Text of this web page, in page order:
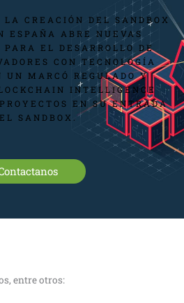
LA CREACIÓN DEL SANDBOX
ESPAÑA ABRE NUEVAS
PARA EL DESARROLLO DE
CON TECNOLOGÍA
UN MARCÓ REGULADO Y
INTELLIGENCE
EN SU ENTRADA
SANDBOX.
entre otros: